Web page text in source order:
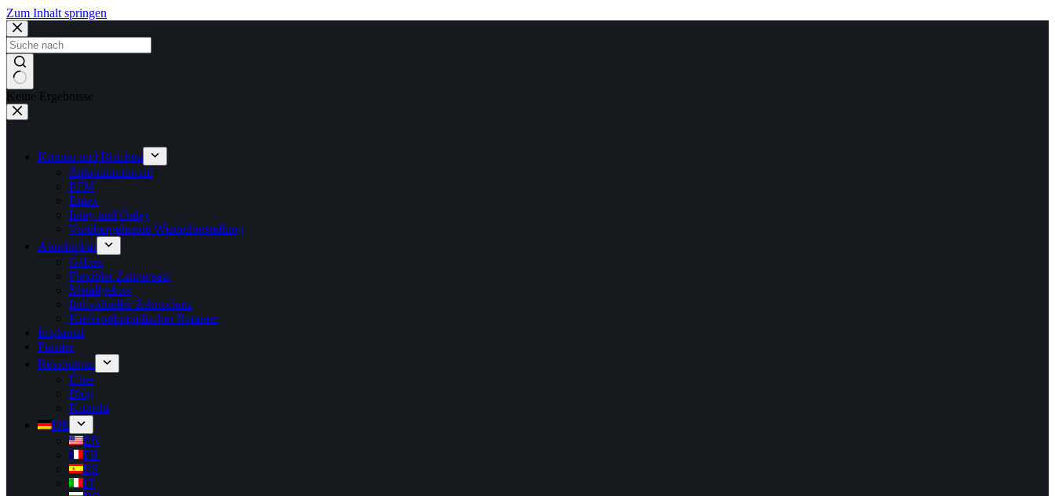
Zum Inhalt springen
Keine Ergebnisse
Kronen und Brücken
Zirkoniumdioxid
PFM
Emax
Inlay und Onlay
Vorübergehende Wiederherstellung
Abnehmbar
Gebiss
Flexibler Zahnersatz
Metallgebiss
Individueller Zahnschutz
Kieferorthopädischer Retainer
Implantat
Furnier
Ressourcen
Über
Blog
Kontakt
DE
EN
FR
ES
IT